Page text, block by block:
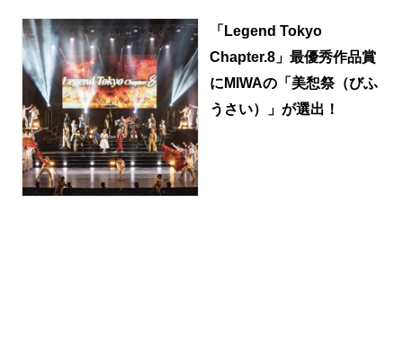
「Legend Tokyo
Chapter.8」最優秀作品賞
にMIWAの「美惒祭（びふ
うさい）」が選出！